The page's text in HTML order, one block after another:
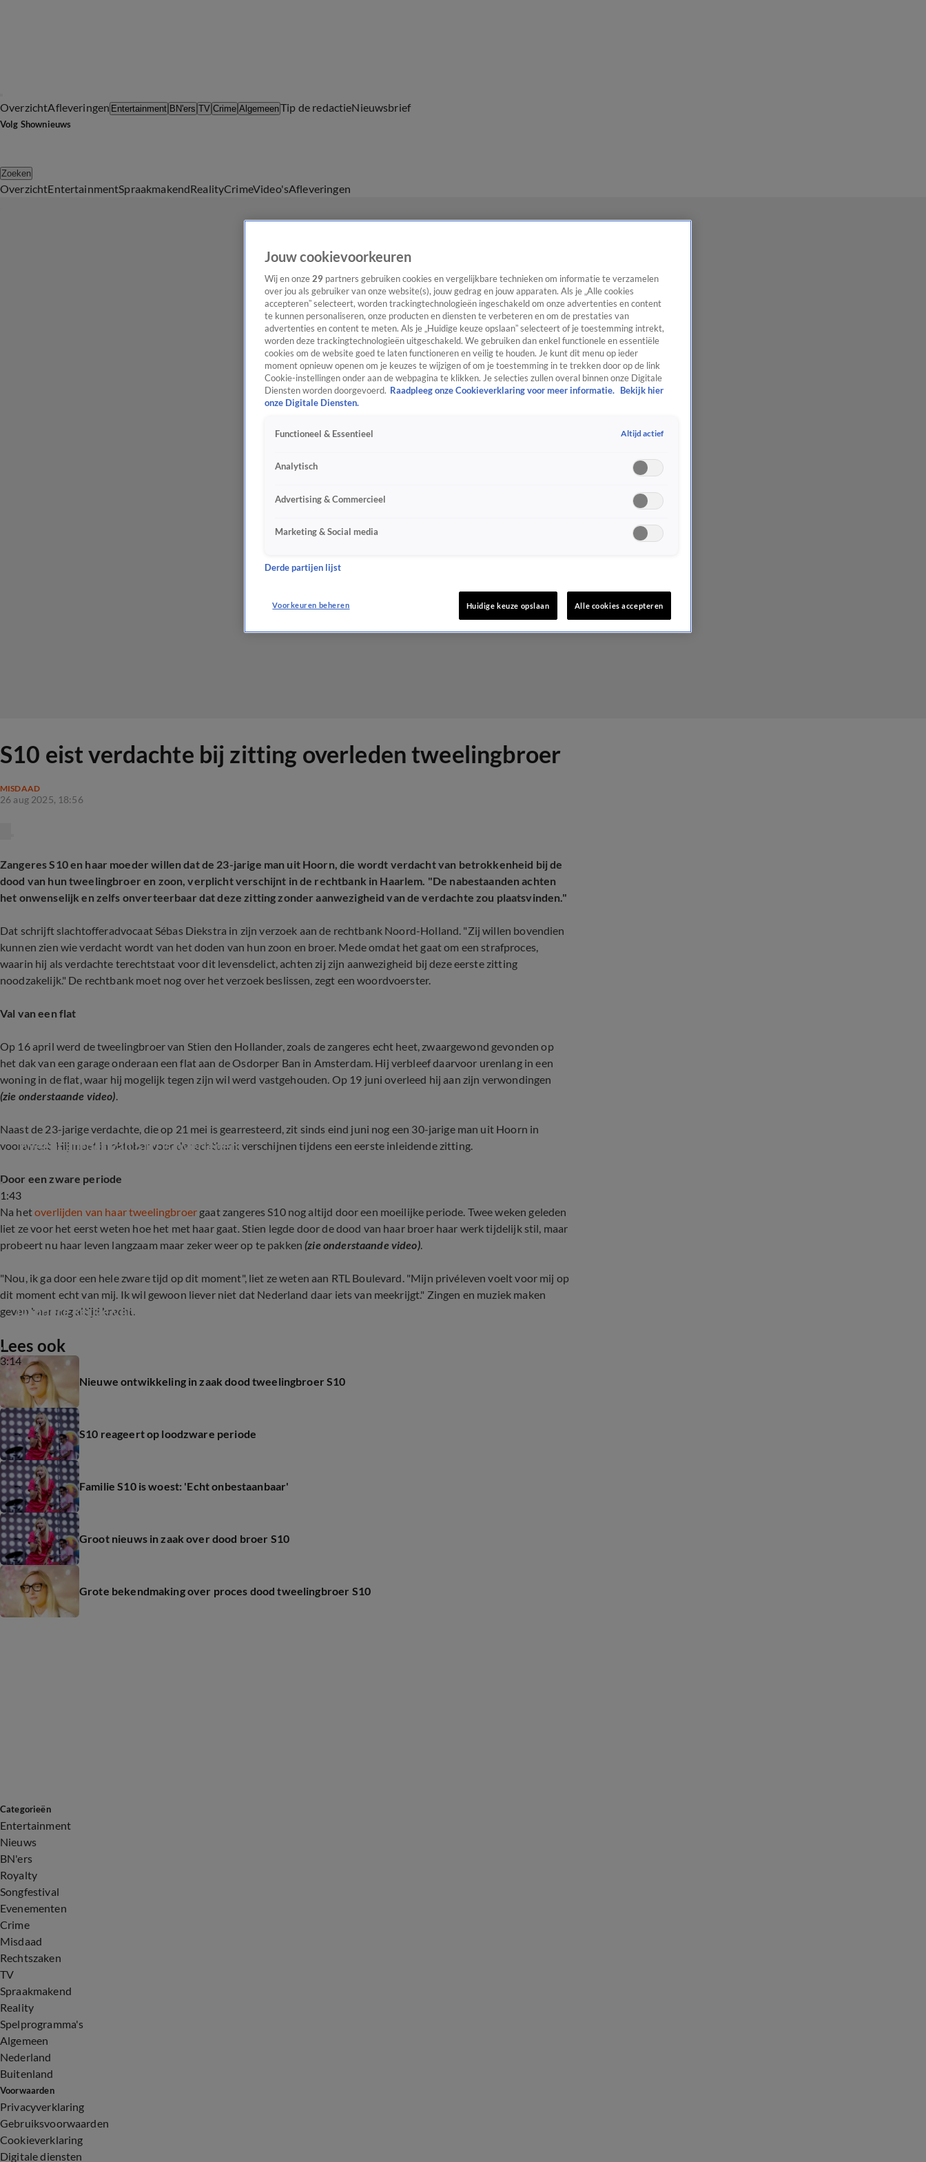
OverzichtAfleveringen Entertainment BN'ers TV Crime AlgemeenTip de redactieNieuwsbrief
Volg Shownieuws
Zoeken
OverzichtEntertainmentSpraakmakendRealityCrimeVideo'sAfleveringen
S10 eist verdachte bij zitting overleden tweelingbroer
MISDAAD
26 aug 2025, 18:56
Zangeres S10 en haar moeder willen dat de 23-jarige man uit Hoorn, die wordt verdacht van betrokkenheid bij de
dood van hun tweelingbroer en zoon, verplicht verschijnt in de rechtbank in Haarlem. "De nabestaanden achten
het onwenselijk en zelfs onverteerbaar dat deze zitting zonder aanwezigheid van de verdachte zou plaatsvinden."
Dat schrijft slachtofferadvocaat Sébas Diekstra in zijn verzoek aan de rechtbank Noord-Holland. "Zij willen bovendien
kunnen zien wie verdacht wordt van het doden van hun zoon en broer. Mede omdat het gaat om een strafproces,
waarin hij als verdachte terechtstaat voor dit levensdelict, achten zij zijn aanwezigheid bij deze eerste zitting
noodzakelijk." De rechtbank moet nog over het verzoek beslissen, zegt een woordvoerster.
Val van een flat
Op 16 april werd de tweelingbroer van Stien den Hollander, zoals de zangeres echt heet, zwaargewond gevonden op
het dak van een garage onderaan een flat aan de Osdorper Ban in Amsterdam. Hij verbleef daarvoor urenlang in een
woning in de flat, waar hij mogelijk tegen zijn wil werd vastgehouden. Op 19 juni overleed hij aan zijn verwondingen
(zie onderstaande video).
Naast de 23-jarige verdachte, die op 21 mei is gearresteerd, zit sinds eind juni nog een 30-jarige man uit Hoorn in
voorarrest. Hij moet in oktober voor de rechtbank verschijnen tijdens een eerste inleidende zitting.
1:43
Tweelingbroer van S10 is overleden
Door een zware periode
Na hetoverlijden van haar tweelingbroer gaat zangeres S10 nog altijd door een moeilijke periode. Twee weken geleden
liet ze voor het eerst weten hoe het met haar gaat. Stien legde door de dood van haar broer haar werk tijdelijk stil, maar
probeert nu haar leven langzaam maar zeker weer op te pakken(zie onderstaande video).
"Nou, ik ga door een hele zware tijd op dit moment", liet ze weten aan RTL Boulevard. "Mijn privéleven voelt voor mij op
dit moment echt van mij. Ik wil gewoon liever niet dat Nederland daar iets van meekrijgt." Zingen en muziek maken
geven haar nog altijd kracht.
3:14
Dappere keuze van zangeres S10 na overlijden tweelingbroer
Lees ook
Nieuwe ontwikkeling in zaak dood tweelingbroer S10
S10 reageert op loodzware periode
Familie S10 is woest: 'Echt onbestaanbaar'
Groot nieuws in zaak over dood broer S10
Grote bekendmaking over proces dood tweelingbroer S10
Categorieën
Entertainment
Nieuws
BN'ers
Royalty
Songfestival
Evenementen
Crime
Misdaad
Rechtszaken
TV
Spraakmakend
Reality
Spelprogramma's
Algemeen
Nederland
Buitenland
Voorwaarden
Privacyverklaring
Gebruiksvoorwaarden
Cookieverklaring
Digitale diensten
Jouw cookievoorkeuren
Wij en onze 29 partners gebruiken cookies en vergelijkbare technieken om informatie te verzamelen
over jou als gebruiker van onze website(s), jouw gedrag en jouw apparaten. Als je „Alle cookies
accepteren” selecteert, worden trackingtechnologieën ingeschakeld om onze advertenties en content
te kunnen personaliseren, onze producten en diensten te verbeteren en om de prestaties van
advertenties en content te meten. Als je „Huidige keuze opslaan” selecteert of je toestemming intrekt,
worden deze trackingtechnologieën uitgeschakeld. We gebruiken dan enkel functionele en essentiële
cookies om de website goed te laten functioneren en veilig te houden. Je kunt dit menu op ieder
moment opnieuw openen om je keuzes te wijzigen of om je toestemming in te trekken door op de link
Cookie-instellingen onder aan de webpagina te klikken. Je selecties zullen overal binnen onze Digitale
Diensten worden doorgevoerd. Raadpleeg onze Cookieverklaring voor meer informatie. Bekijk hier
onze Digitale Diensten.
Functioneel & Essentieel Altijd actief
Analytisch
Advertising & Commercieel
Marketing & Social media
Derde partijen lijst
Voorkeuren beheren Huidige keuze opslaan Alle cookies accepteren